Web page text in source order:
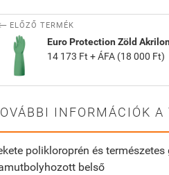
ELŐZŐ TERMÉK
Euro Protection Zöld
14 173 Ft + ÁFA (18 000 Ft)
INFORMÁCIÓK A
polikloroprén és
belső